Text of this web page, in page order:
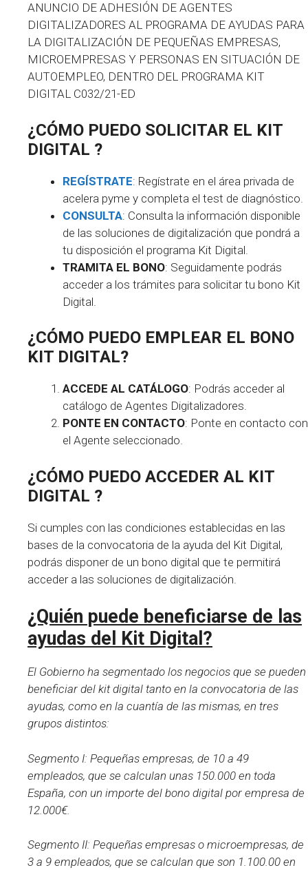
ANUNCIO DE ADHESIÓN DE AGENTES
DIGITALIZADORES AL PROGRAMA DE AYUDAS PARA
LA DIGITALIZACIÓN DE PEQUEÑAS EMPRESAS,
MICROEMPRESAS Y PERSONAS EN SITUACIÓN DE
AUTOEMPLEO, DENTRO DEL PROGRAMA KIT
DIGITAL C032/21-ED
¿CÓMO PUEDO SOLICITAR EL KIT
DIGITAL ?
REGÍSTRATE: Regístrate en el área privada de
acelera pyme y completa el test de diagnóstico.
CONSULTA: Consulta la información disponible
de las soluciones de digitalización que pondrá a
tu disposición el programa Kit Digital.
TRAMITA EL BONO: Seguidamente podrás
acceder a los trámites para solicitar tu bono Kit
Digital.
¿CÓMO PUEDO EMPLEAR EL BONO
KIT DIGITAL?
ACCEDE AL CATÁLOGO: Podrás acceder al
catálogo de Agentes Digitalizadores.
PONTE EN CONTACTO: Ponte en contacto con
el Agente seleccionado.
¿CÓMO PUEDO ACCEDER AL KIT
DIGITAL ?
Si cumples con las condiciones establecidas en las
bases de la convocatoria de la ayuda del Kit Digital,
podrás disponer de un bono digital que te permitirá
acceder a las soluciones de digitalización.
¿Quién puede beneficiarse de las
ayudas del Kit Digital?
El Gobierno ha segmentado los negocios que se pueden
beneficiar del kit digital tanto en la convocatoria de las
ayudas, como en la cuantía de las mismas, en tres
grupos distintos:
Segmento I: Pequeñas empresas, de 10 a 49
empleados, que se calculan unas 150.000 en toda
España, con un importe del bono digital por empresa de
12.000€.
Segmento II: Pequeñas empresas o microempresas, de
3 a 9 empleados, que se calculan que son 1.100.00 en